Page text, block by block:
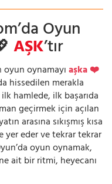
Oyun
AŞK’tır
oynamayıaşka ❤️
hissedilen merakla
hamlede, ilk başarıda
geçirmek için açılan
arasına sıkışmış kısa
eder ve tekrar tekrar
oyun oynamak,
ait bir ritmi, heyecanı